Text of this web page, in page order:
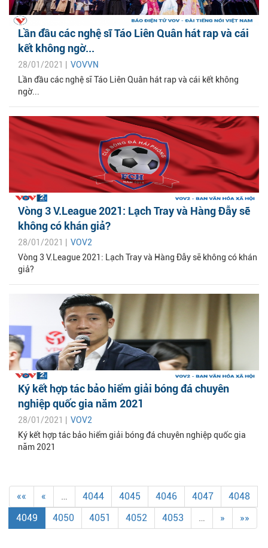
Lần đầu các nghệ sĩ Táo Liên Quân hát rap và cái
kết không ngờ...
28/01/2021 | VOVVN
Lần đầu các nghệ sĩ Táo Liên Quân hát rap và cái kết không
ngờ...
Vòng 3 V.League 2021: Lạch Tray và Hàng Đẫy sẽ
không có khán giả?
28/01/2021 | VOV2
Vòng 3 V.League 2021: Lạch Tray và Hàng Đẫy sẽ không có khán
giả?
Ký kết hợp tác bảo hiểm giải bóng đá chuyên
nghiệp quốc gia năm 2021
28/01/2021 | VOV2
Ký kết hợp tác bảo hiểm giải bóng đá chuyên nghiệp quốc gia
năm 2021
«« « … 4044 4045 4046 4047
4048
4049
4050 4051 4052 4053 … » »»